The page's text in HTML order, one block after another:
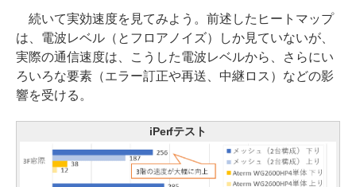
続いて実効速度を見てみよう。前述したヒートマップ
は、電波レベル（とフロアノイズ）しか見ていないが、
実際の通信速度は、こうした電波レベルから、さらにい
ろいろな要素（エラー訂正や再送、中継ロス）などの影
響を受ける。
iPerfテスト